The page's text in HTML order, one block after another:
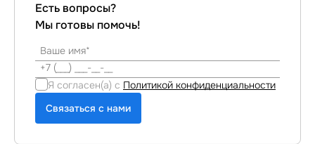
Есть вопросы?
Мы готовы помочь!
Я согласен(а) с Политикой конфиденциальности
Связаться с нами